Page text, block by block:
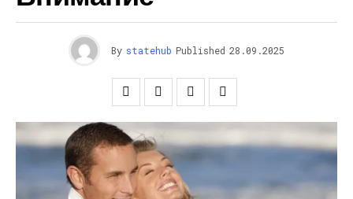
By statehub Published 28.09.2025